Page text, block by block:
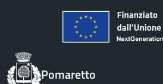
Pomaretto